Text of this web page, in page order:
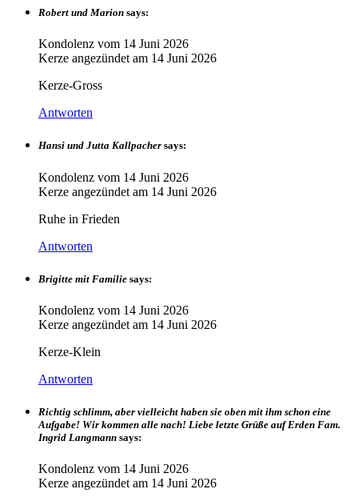
Robert und Marion says:
Kondolenz vom 14 Juni 2026
Kerze angezündet am 14 Juni 2026
Kerze-Gross
Antworten
Hansi und Jutta Kallpacher says:
Kondolenz vom 14 Juni 2026
Kerze angezündet am 14 Juni 2026
Ruhe in Frieden
Antworten
Brigitte mit Familie says:
Kondolenz vom 14 Juni 2026
Kerze angezündet am 14 Juni 2026
Kerze-Klein
Antworten
Richtig schlimm, aber vielleicht haben sie oben mit ihm schon eine
Aufgabe! Wir kommen alle nach! Liebe letzte Grüße auf Erden Fam.
Ingrid Langmann says:
Kondolenz vom 14 Juni 2026
Kerze angezündet am 14 Juni 2026